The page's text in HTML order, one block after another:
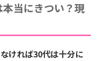
当にきつい？現
ければ30代は十分に